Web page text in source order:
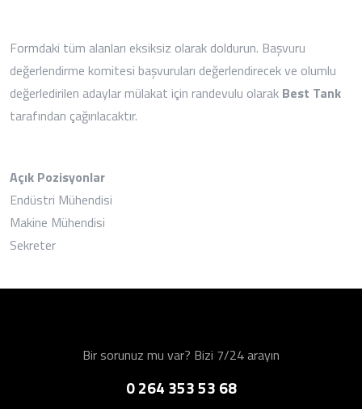
Formdaki tüm alanları eksiksiz olarak doldurun. Başvuru
değerlendirme komitesi başvuruları değerlendirecek ve olumlu
değerledirilen adaylar mülakat için randevulu olarak Best Tank
tarafından çağırılacaktır.
Açık Pozisyonlar
Endüstri Mühendisi
Makine Mühendisi
Sekreter
Bir sorunuz mu var? Bizi 7/24 arayın
0 264 353 53 68